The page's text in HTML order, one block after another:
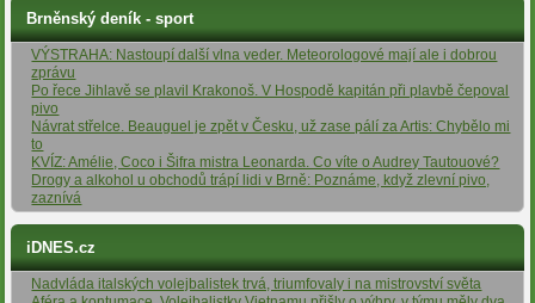
Brněnský deník - sport
VÝSTRAHA: Nastoupí další vlna veder. Meteorologové mají ale i dobrou
zprávu
Po řece Jihlavě se plavil Krakonoš. V Hospodě kapitán při plavbě čepoval
pivo
Návrat střelce. Beauguel je zpět v Česku, už zase pálí za Artis: Chybělo mi
to
KVÍZ: Amélie, Coco i Šifra mistra Leonarda. Co víte o Audrey Tautouové?
Drogy a alkohol u obchodů trápí lidi v Brně: Poznáme, když zlevní pivo,
zaznívá
iDNES.cz
Nadvláda italských volejbalistek trvá, triumfovaly i na mistrovství světa